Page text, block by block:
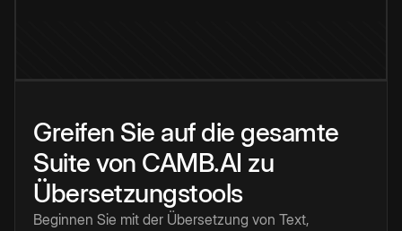
Greifen Sie auf die gesamte
Suite von CAMB.AI zu
Übersetzungstools
Beginnen Sie mit der Übersetzung von Text,